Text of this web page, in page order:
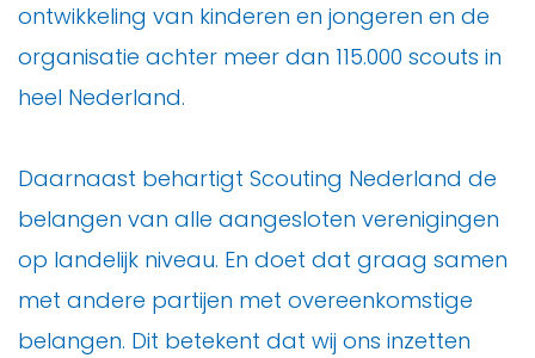
ontwikkeling van kinderen en jongeren en de
organisatie achter meer dan 115.000 scouts in
heel Nederland.
Daarnaast behartigt Scouting Nederland de
belangen van alle aangesloten verenigingen
op landelijk niveau. En doet dat graag samen
met andere partijen met overeenkomstige
belangen. Dit betekent dat wij ons inzetten